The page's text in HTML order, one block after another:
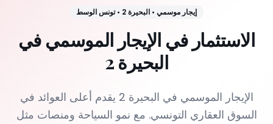
إيجار موسمي • البحيرة 2 •تونس الوسط
الاستثمار في الإيجار الموسمي في
البحيرة 2
الإيجار الموسمي في البحيرة 2 يقدم أعلى العوائد في
السوق العقاري التونسي. مع نمو السياحة ومنصات مثل